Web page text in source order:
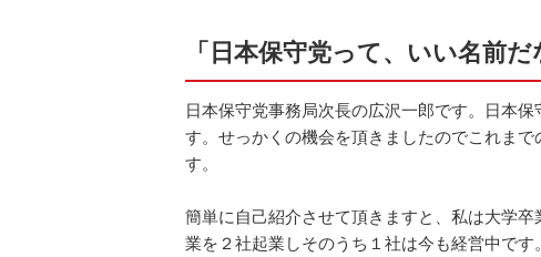
「日本保守党って、いい名前だ
日本保守党事務局次長の広沢一郎です。日本
す。せっかくの機会を頂きましたのでこれま
す。
簡単に自己紹介させて頂きますと、私は大学
業を２社起業しそのうち１社は今も経営中です。